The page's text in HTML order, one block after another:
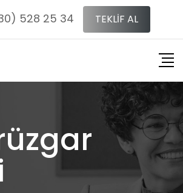
528 25 34 TEKLİF AL